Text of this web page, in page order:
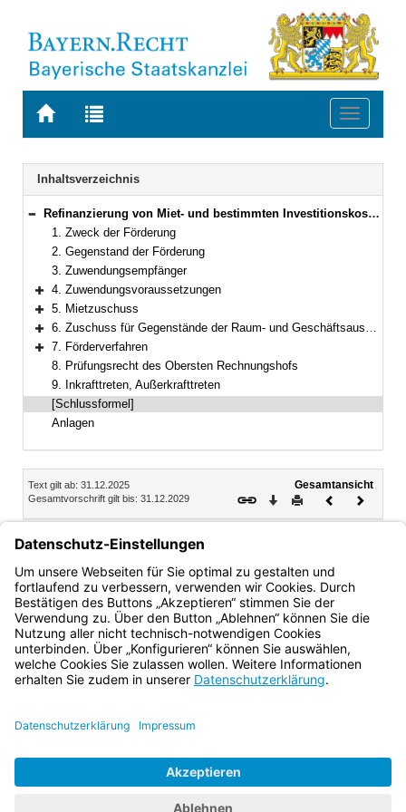
Zur
BAYERN.RECHT
Zur
letzten
Suche
Toggle
Navigation
Inhaltsverzeichnis
Bereich reduzieren
Refinanzierung von Miet- und bestimmten Investitionskosten für die Raum- und Geschäftsausstattung von Berufsfachschulen für Pflege
1. Zweck der Förderung
2. Gegenstand der Förderung
3. Zuwendungsempfänger
Bereich erweitern
4. Zuwendungsvoraussetzungen
Bereich erweitern
5. Mietzuschuss
Bereich erweitern
6. Zuschuss für Gegenstände der Raum- und Geschäftsausstattung (Gebrauchsgüter, Verbrauchsgüter, Anlagegüter)
Bereich erweitern
7. Förderverfahren
8. Prüfungsrecht des Obersten Rechnungshofs
9. Inkrafttreten, Außerkrafttreten
[Schlussformel]
Anlagen
Inhalt
Text gilt ab: 31.12.2025
Gesamtvorschrift gilt bis: 31.12.2029
Gesamtansicht
Download
DruckenVorheriges
Stefan Graf
Ministerialdirektor
Bayern.de
BayernPortal
Impressum